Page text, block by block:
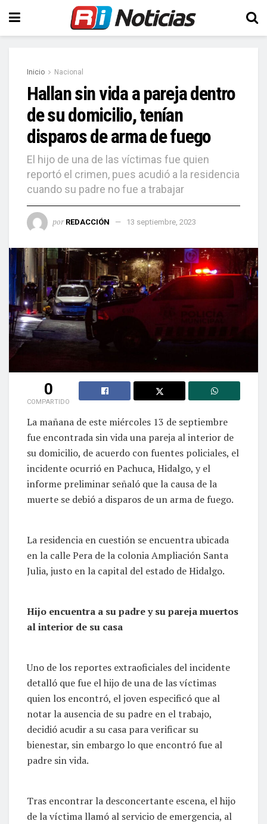
Inicio Nacional
Hallan sin vida a pareja dentro
de su domicilio, tenían
disparos de arma de fuego
El hijo de una de las víctimas fue quien
reportó el crimen, pues acudió a la residencia
cuando su padre no fue a trabajar
por REDACCIÓN 13 septiembre, 2023
0
COMPARTIDO
La mañana de este miércoles 13 de septiembre
fue encontrada sin vida una pareja al interior de
su domicilio, de acuerdo con fuentes policiales, el
incidente ocurrió en Pachuca, Hidalgo, y el
informe preliminar señaló que la causa de la
muerte se debió a disparos de un arma de fuego.
La residencia en cuestión se encuentra ubicada
en la calle Pera de la colonia Ampliación Santa
Julia, justo en la capital del estado de Hidalgo.
Hijo encuentra a su padre y su pareja muertos
al interior de su casa
Uno de los reportes extraoficiales del incidente
detalló que fue el hijo de una de las víctimas
quien los encontró, el joven especificó que al
notar la ausencia de su padre en el trabajo,
decidió acudir a su casa para verificar su
bienestar, sin embargo lo que encontró fue al
padre sin vida.
Tras encontrar la desconcertante escena, el hijo
de la víctima llamó al servicio de emergencia, al